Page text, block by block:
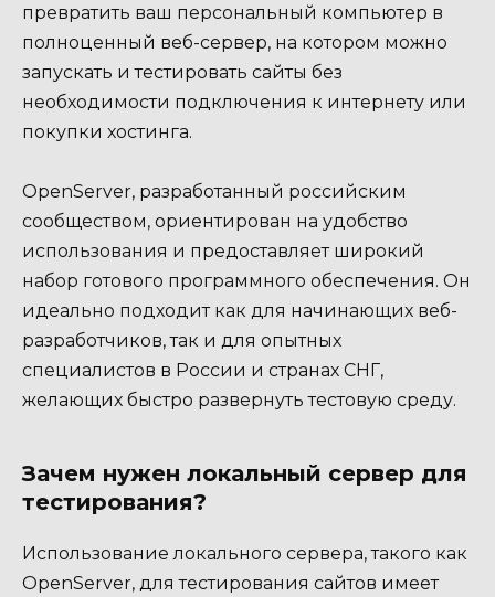
превратить ваш персональный компьютер в
полноценный веб-сервер, на котором можно
запускать и тестировать сайты без
необходимости подключения к интернету или
покупки хостинга.
OpenServer, разработанный российским
сообществом, ориентирован на удобство
использования и предоставляет широкий
набор готового программного обеспечения. Он
идеально подходит как для начинающих веб-
разработчиков, так и для опытных
специалистов в России и странах СНГ,
желающих быстро развернуть тестовую среду.
Зачем нужен локальный сервер для
тестирования?
Использование локального сервера, такого как
OpenServer, для тестирования сайтов имеет